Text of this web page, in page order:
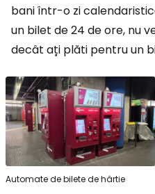
bani într-o zi
un bilet de 24 de ore, nu
decât ați plăti pentru un
Automate de bilete de hârtie